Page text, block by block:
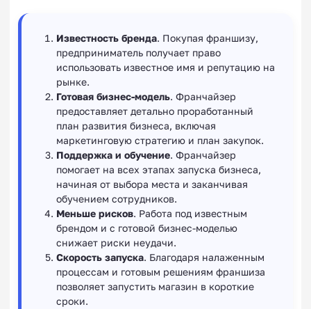
Известность бренда. Покупая франшизу,
предприниматель получает право
использовать известное имя и репутацию на
рынке.
Готовая бизнес-модель. Франчайзер
предоставляет детально проработанный
план развития бизнеса, включая
маркетинговую стратегию и план закупок.
Поддержка и обучение. Франчайзер
помогает на всех этапах запуска бизнеса,
начиная от выбора места и заканчивая
обучением сотрудников.
Меньше рисков. Работа под известным
брендом и с готовой бизнес-моделью
снижает риски неудачи.
Скорость запуска. Благодаря налаженным
процессам и готовым решениям франшиза
позволяет запустить магазин в короткие
сроки.